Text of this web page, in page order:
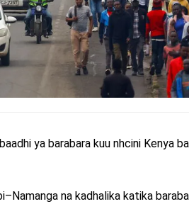
ya barabara kuu nhcini Kenya
na kadhalika katika